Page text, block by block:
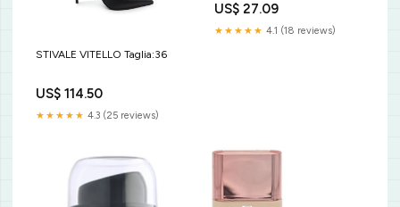
STIVALE VITELLO Taglia:36
US$ 114.50
★★★★★ 4.3 (25 reviews)
US$ 27.09
★★★★★ 4.1 (18 reviews)